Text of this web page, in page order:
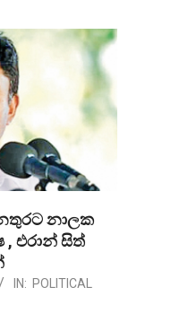
නාලක
, එරාන් සිත්
IN: POLITICAL